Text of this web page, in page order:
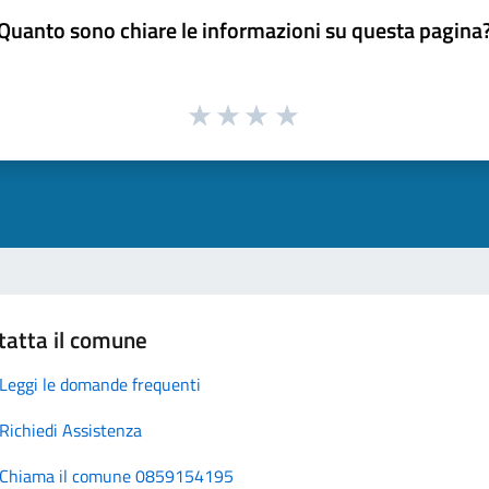
sono chiare le informazioni su questa
il comune
Leggi le domande frequenti
Richiedi Assistenza
Chiama il comune 0859154195